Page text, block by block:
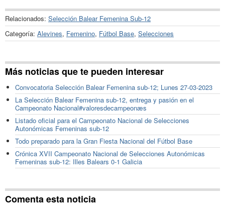
Relacionados: Selección Balear Femenina Sub-12
Categoría: Alevines, Femenino, Fútbol Base, Selecciones
Más noticias que te pueden interesar
Convocatoria Selección Balear Femenina sub-12; Lunes 27-03-2023
La Selección Balear Femenina sub-12, entrega y pasión en el
Campeonato Nacional#valoresdecampeonæs
Listado oficial para el Campeonato Nacional de Selecciones
Autonómicas Femeninas sub-12
Todo preparado para la Gran Fiesta Nacional del Fútbol Base
Crónica XVII Campeonato Nacional de Selecciones Autonómicas
Femeninas sub-12: Illes Balears 0-1 Galicia
Comenta esta noticia